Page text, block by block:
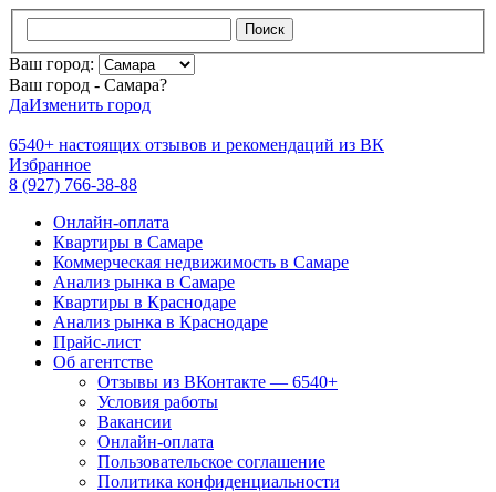
Поиск
Ваш город:
Ваш город - Самара?
ДаИзменить город
6540+ настоящих отзывов и рекомендаций из ВК
Избранное
8 (927) 766-38-88
Онлайн-оплата
Квартиры в Самаре
Коммерческая недвижимость в Самаре
Анализ рынка в Самаре
Квартиры в Краснодаре
Анализ рынка в Краснодаре
Прайс-лист
Об агентстве
Отзывы из ВКонтакте — 6540+
Условия работы
Вакансии
Онлайн-оплата
Пользовательское соглашение
Политика конфиденциальности